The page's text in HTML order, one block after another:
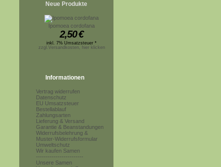
Neue Produkte
Ipomoea cordofana
2,50€
inkl. 7% Umsatzsteuer *
zzgl.Versandkosten, hier klicken
Informationen
Vertrag widerrufen
Datenschutz
EU Umsatzsteuer
Bestellablauf
Zahlungsarten
Lieferung & Versand
Garantie & Beanstandungen
Widerrufsbelehrung &
Muster-Widerrufsformular
Umweltschutz
Wir kaufen Samen
------------------------
Unsere Samen